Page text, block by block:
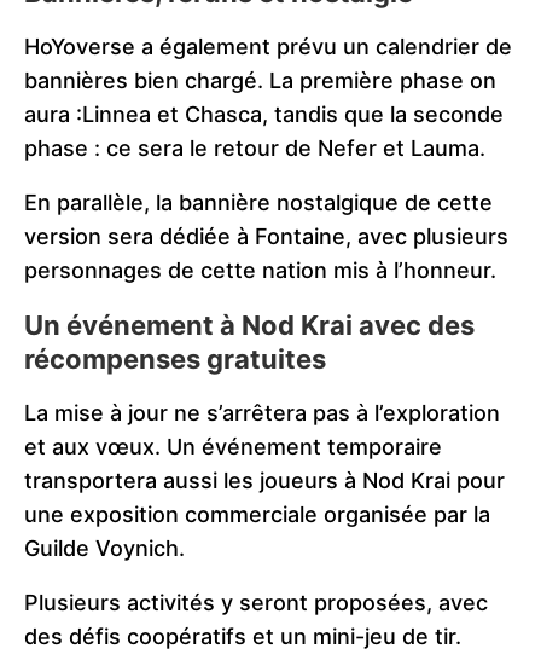
HoYoverse a également prévu un calendrier de
bannières bien chargé. La première phase on
aura :Linnea et Chasca, tandis que la seconde
phase : ce sera le retour de Nefer et Lauma.
En parallèle, la bannière nostalgique de cette
version sera dédiée à Fontaine, avec plusieurs
personnages de cette nation mis à l’honneur.
Un événement à Nod Krai avec des
récompenses gratuites
La mise à jour ne s’arrêtera pas à l’exploration
et aux vœux. Un événement temporaire
transportera aussi les joueurs à Nod Krai pour
une exposition commerciale organisée par la
Guilde Voynich.
Plusieurs activités y seront proposées, avec
des défis coopératifs et un mini-jeu de tir.